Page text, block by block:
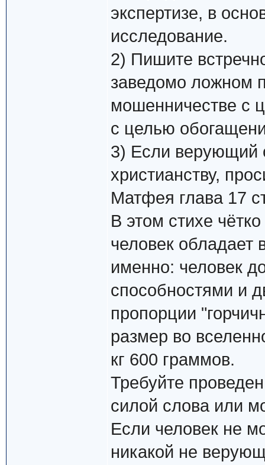
экспертизе, в
исследование.
2) Пишите
заведомо ложном
мошенничестве с
с целью
3) Если верующий
христианству,
Матфея глава 17
В этом стихе
человек обладает
именно: человек
способностями и
пропорции
размер во
кг 600 граммов.
Требуйте
силой слова или
Если человек не
никакой не